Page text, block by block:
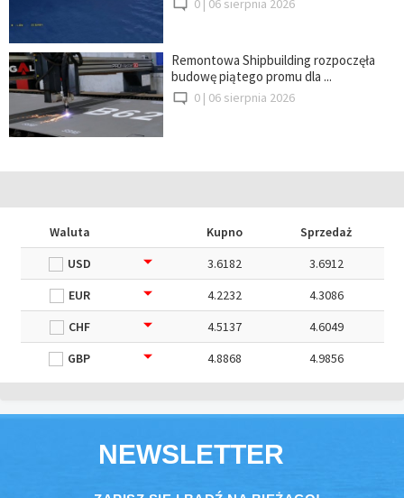
0 | 06 sierpnia 2026
Remontowa Shipbuilding rozpoczęła
budowę piątego promu dla ...
0 | 06 sierpnia 2026
Waluta Kupno
Sprzedaż
USD
3.6182
3.6912
EUR
4.2232
4.3086
CHF
4.5137
4.6049
GBP
4.8868 4.9856
NEWSLETTER